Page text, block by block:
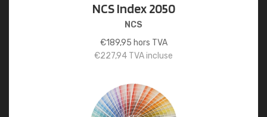
NCS Index 2050
NCS
€189,95 hors TVA
€227,94 TVA incluse